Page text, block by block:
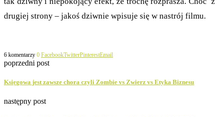
drugiej strony – jakoś dziwnie wpisuje się w nastrój filmu.
6 komentarzy 0 FacebookTwitterPinterestEmail
poprzedni post
Księgowa jest zawsze chora czyli Zombie vs Zwierz vs Etyka Biznesu
następny post